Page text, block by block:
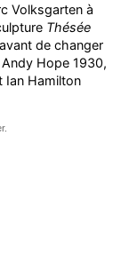
Volksgarten à
Thésée
de changer
Hope 1930,
Ian Hamilton